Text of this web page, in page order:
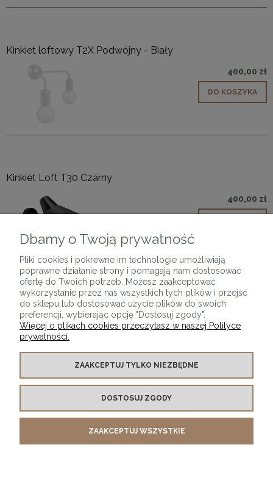
Kinkiet loftowy T2X Podwójny - Biały
400,00 zł
DO KOSZYKA
Kinkiet Loft T30 Czarny
400,00 zł
Lampa wisząca ALVOR 6 złota
2 371,44 zł
Dbamy o Twoją prywatność
Pliki cookies i pokrewne im technologie umożliwiają
poprawne działanie strony i pomagają nam dostosować
ofertę do Twoich potrzeb. Możesz zaakceptować
wykorzystanie przez nas wszystkich tych plików i przejść
do sklepu lub dostosować użycie plików do swoich
preferencji, wybierając opcję "Dostosuj zgody".
Więcej o plikach cookies przeczytasz w naszej Polityce
prywatności.
ZAAKCEPTUJ TYLKO NIEZBĘDNE
DOSTOSUJ ZGODY
ZAAKCEPTUJ WSZYSTKIE